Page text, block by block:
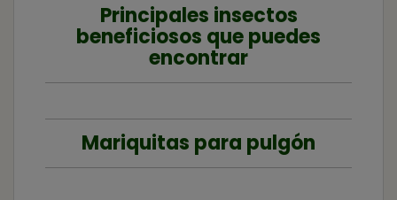
Principales insectos
beneficiosos que puedes
encontrar
Mariquitas para pulgón